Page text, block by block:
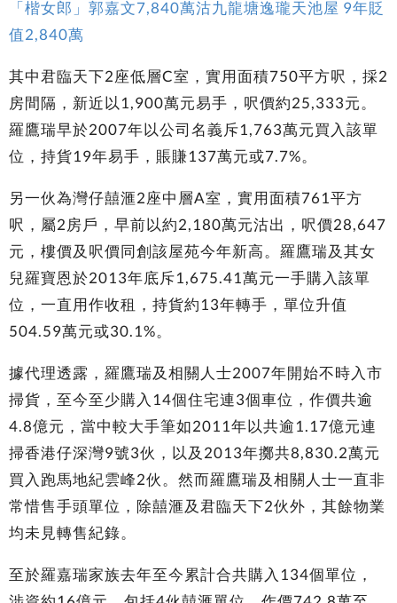
「楷女郎」郭嘉文7,840萬沽九龍塘逸瓏天池屋 9年貶
值2,840萬
其中君臨天下2座低層C室，實用面積750平方呎，採2
房間隔，新近以1,900萬元易手，呎價約25,333元。
羅鷹瑞早於2007年以公司名義斥1,763萬元買入該單
位，持貨19年易手，賬賺137萬元或7.7%。
另一伙為灣仔囍滙2座中層A室，實用面積761平方
呎，屬2房戶，早前以約2,180萬元沽出，呎價28,647
元，樓價及呎價同創該屋苑今年新高。羅鷹瑞及其女
兒羅寶恩於2013年底斥1,675.41萬元一手購入該單
位，一直用作收租，持貨約13年轉手，單位升值
504.59萬元或30.1%。
據代理透露，羅鷹瑞及相關人士2007年開始不時入市
掃貨，至今至少購入14個住宅連3個車位，作價共逾
4.8億元，當中較大手筆如2011年以共逾1.17億元連
掃香港仔深灣9號3伙，以及2013年擲共8,830.2萬元
買入跑馬地紀雲峰2伙。然而羅鷹瑞及相關人士一直非
常惜售手頭單位，除囍滙及君臨天下2伙外，其餘物業
均未見轉售紀錄。
至於羅嘉瑞家族去年至今累計合共購入134個單位，